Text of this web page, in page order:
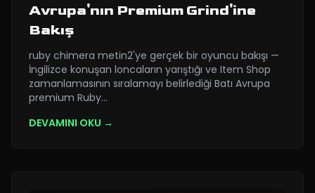
Avrupa'nın Premium Grind'ine
Bakış
ruby chimera metin2'ye gerçek bir oyuncu bakışı —
İngilizce konuşan loncaların yarıştığı ve Item Shop
zamanlamasının sıralamayı belirlediği Batı Avrupa
premium Ruby…
DEVAMINI OKU →